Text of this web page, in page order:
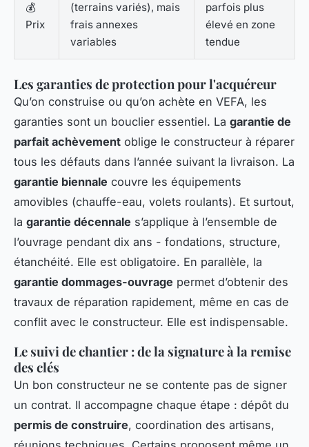
💰
Prix
(terrains variés), mais
frais annexes
variables
parfois plus
élevé en zone
tendue
Les garanties de protection pour l'acquéreur
Qu’on construise ou qu’on achète en VEFA, les
garanties sont un bouclier essentiel. La garantie de
parfait achèvement oblige le constructeur à réparer
tous les défauts dans l’année suivant la livraison. La
garantie biennale couvre les équipements
amovibles (chauffe-eau, volets roulants). Et surtout,
la garantie décennale s’applique à l’ensemble de
l’ouvrage pendant dix ans - fondations, structure,
étanchéité. Elle est obligatoire. En parallèle, la
garantie dommages-ouvrage permet d’obtenir des
travaux de réparation rapidement, même en cas de
conflit avec le constructeur. Elle est indispensable.
Le suivi de chantier : de la signature à la remise
des clés
Un bon constructeur ne se contente pas de signer
un contrat. Il accompagne chaque étape : dépôt du
permis de construire, coordination des artisans,